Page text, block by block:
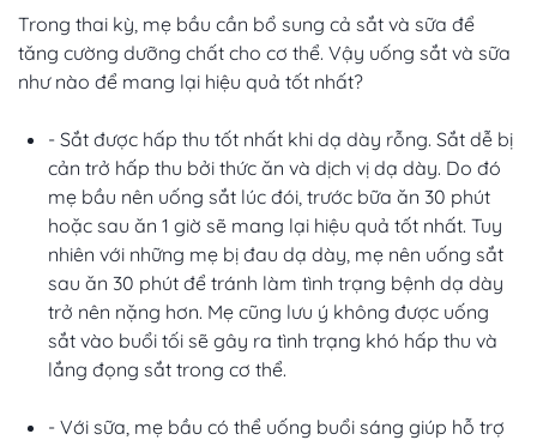
Trong thai kỳ, mẹ bầu cần bổ sung cả sắt và sữa để
tăng cường dưỡng chất cho cơ thể. Vậy uống sắt và sữa
như nào để mang lại hiệu quả tốt nhất?
- Sắt được hấp thu tốt nhất khi dạ dày rỗng. Sắt dễ bị
cản trở hấp thu bởi thức ăn và dịch vị dạ dày. Do đó
mẹ bầu nên uống sắt lúc đói, trước bữa ăn 30 phút
hoặc sau ăn 1 giờ sẽ mang lại hiệu quả tốt nhất. Tuy
nhiên với những mẹ bị đau dạ dày, mẹ nên uống sắt
sau ăn 30 phút để tránh làm tình trạng bệnh dạ dày
trở nên nặng hơn. Mẹ cũng lưu ý không được uống
sắt vào buổi tối sẽ gây ra tình trạng khó hấp thu và
lắng đọng sắt trong cơ thể.
- Với sữa, mẹ bầu có thể uống buổi sáng giúp hỗ trợ